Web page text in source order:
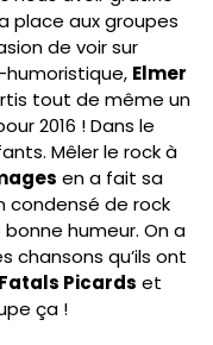
place aux groupes
de voir sur
Elmer
tout de même un
2016 ! Dans le
Mêler le rock à
en a fait sa
condensé de rock
humeur. On a
chansons qu’ils ont
Picards et
ça !